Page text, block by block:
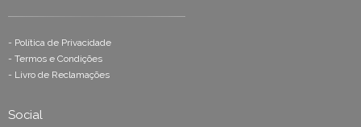
- Política de Privacidade
- Termos e Condições
- Livro de Reclamações
Social